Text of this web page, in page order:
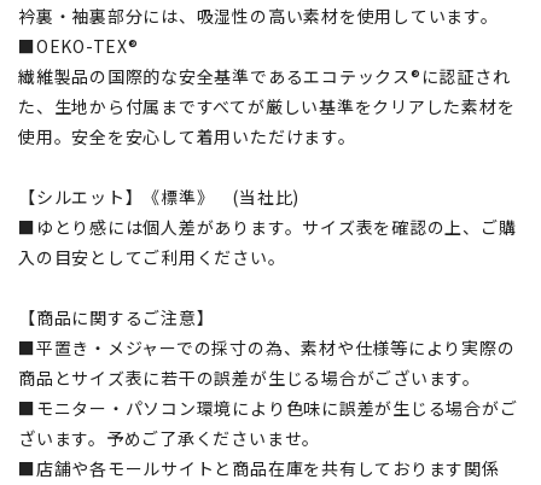
衿裏・袖裏部分には、吸湿性の高い素材を使用しています。
■OEKO-TEX®
繊維製品の国際的な安全基準であるエコテックス®に認証され
た、生地から付属まですべてが厳しい基準をクリアした素材を
使用。安全を安心して着用いただけます。
【シルエット】《標準》 (当社比)
■ゆとり感には個人差があります。サイズ表を確認の上、ご購
入の目安としてご利用ください。
【商品に関するご注意】
■平置き・メジャーでの採寸の為、素材や仕様等により実際の
商品とサイズ表に若干の誤差が生じる場合がございます。
■モニター・パソコン環境により色味に誤差が生じる場合がご
ざいます。予めご了承くださいませ。
■店舗や各モールサイトと商品在庫を共有しております関係